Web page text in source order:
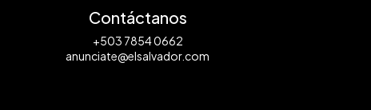
Contáctanos
+503 7854 0662
anunciate@elsalvador.com